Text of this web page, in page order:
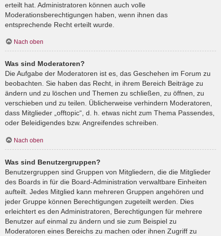
erteilt hat. Administratoren können auch volle
Moderationsberechtigungen haben, wenn ihnen das
entsprechende Recht erteilt wurde.
Nach oben
Was sind Moderatoren?
Die Aufgabe der Moderatoren ist es, das Geschehen im Forum zu
beobachten. Sie haben das Recht, in ihrem Bereich Beiträge zu
ändern und zu löschen und Themen zu schließen, zu öffnen, zu
verschieben und zu teilen. Üblicherweise verhindern Moderatoren,
dass Mitglieder „offtopic“, d. h. etwas nicht zum Thema Passendes,
oder Beleidigendes bzw. Angreifendes schreiben.
Nach oben
Was sind Benutzergruppen?
Benutzergruppen sind Gruppen von Mitgliedern, die die Mitglieder
des Boards in für die Board-Administration verwaltbare Einheiten
aufteilt. Jedes Mitglied kann mehreren Gruppen angehören und
jeder Gruppe können Berechtigungen zugeteilt werden. Dies
erleichtert es den Administratoren, Berechtigungen für mehrere
Benutzer auf einmal zu ändern und sie zum Beispiel zu
Moderatoren eines Bereichs zu machen oder ihnen Zugriff zu